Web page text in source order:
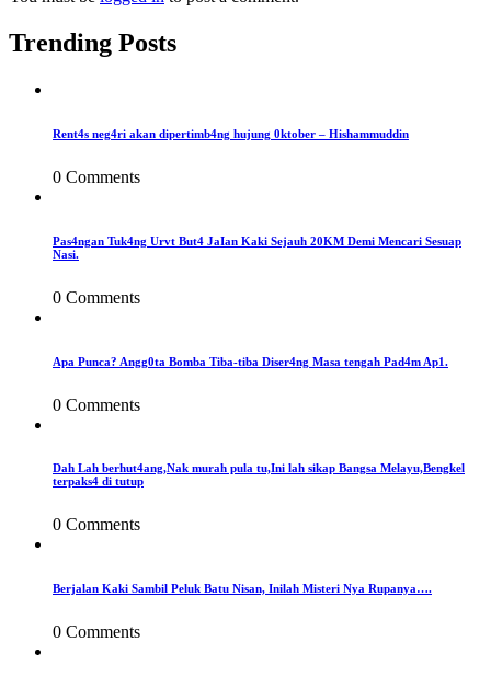
Trending Posts
Rent4s neg4ri akan dipertimb4ng hujung 0ktober – Hishammuddin
0 Comments
Pas4ngan Tuk4ng Urvt But4 JaIan Kaki Sejauh 20KM Demi Mencari Sesuap
Nasi.
0 Comments
Apa Punca? Angg0ta Bomba Tiba-tiba Diser4ng Masa tengah Pad4m Ap1.
0 Comments
Dah Lah berhut4ang,Nak murah pula tu,Ini lah sikap Bangsa Melayu,Bengkel
terpaks4 di tutup
0 Comments
Berjalan Kaki Sambil Peluk Batu Nisan, Inilah Misteri Nya Rupanya….
0 Comments